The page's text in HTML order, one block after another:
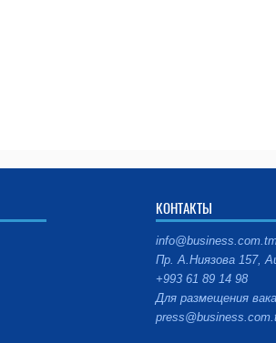
КОНТАКТЫ
Пр. А.Ниязова 157,
+993 61 89 14 98
Для размещения